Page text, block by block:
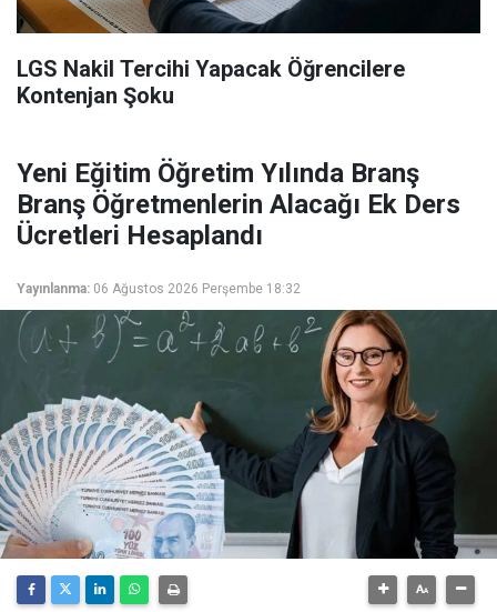
LGS Nakil Tercihi Yapacak Öğrencilere
Kontenjan Şoku
Yeni Eğitim Öğretim Yılında Branş
Branş Öğretmenlerin Alacağı Ek Ders
Ücretleri Hesaplandı
Yayınlanma: 06 Ağustos 2026 Perşembe 18:32